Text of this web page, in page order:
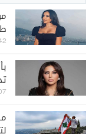
07
07